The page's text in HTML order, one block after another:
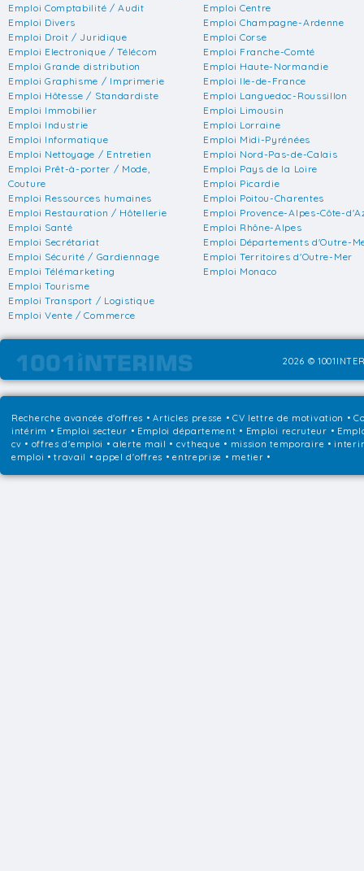
Emploi Comptabilité / Audit
Emploi Divers
Emploi Droit / Juridique
Emploi Electronique / Télécom
Emploi Grande distribution
Emploi Graphisme / Imprimerie
Emploi Hôtesse / Standardiste
Emploi Immobilier
Emploi Industrie
Emploi Informatique
Emploi Nettoyage / Entretien
Emploi Prêt-à-porter / Mode,
Couture
Emploi Ressources humaines
Emploi Restauration / Hôtellerie
Emploi Santé
Emploi Secrétariat
Emploi Sécurité / Gardiennage
Emploi Télémarketing
Emploi Tourisme
Emploi Transport / Logistique
Emploi Vente / Commerce
Emploi Centre
Emploi Champagne-Ardenne
Emploi Corse
Emploi Franche-Comté
Emploi Haute-Normandie
Emploi Ile-de-France
Emploi Languedoc-Roussillon
Emploi Limousin
Emploi Lorraine
Emploi Midi-Pyrénées
Emploi Nord-Pas-de-Calais
Emploi Pays de la Loire
Emploi Picardie
Emploi Poitou-Charentes
Emploi Provence-Alpes-Côte-
Emploi Rhône-Alpes
Emploi Départements d'Outre-
Emploi Territoires d'Outre-Mer
Emploi Monaco
2026 ©
Recherche avancée d'offres •Articles presse • CV lettre de motivation •
intérim • Emploi secteur • Emploi département • Emploi recruteur •
cv • offres d'emploi • alerte mail • cvtheque • mission temporaire •
emploi • travail • appel d'offres • entreprise • metier •